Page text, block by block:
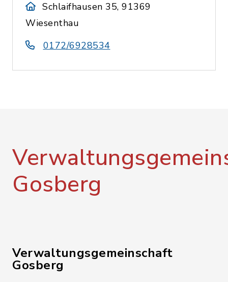
Schlaifhausen 35, 91369
Wiesenthau
0172/6928534
Gosberg
Verwaltungsgemeinschaft
Gosberg